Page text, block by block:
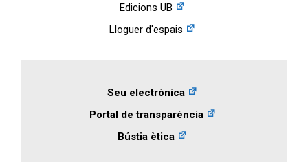
Edicions UB
Lloguer d'espais
Seu electrònica
Portal de transparència
Bústia ètica